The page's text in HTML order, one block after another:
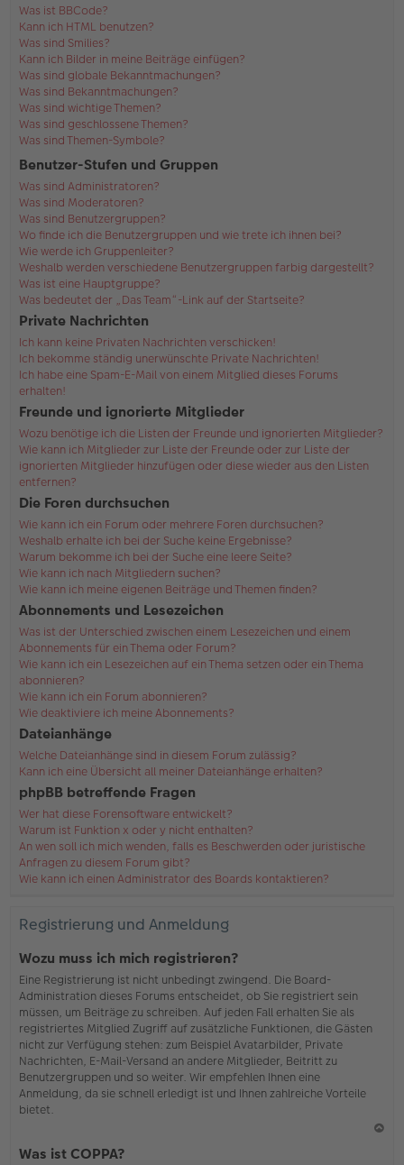
Was ist BBCode?
Kann ich HTML benutzen?
Was sind Smilies?
Kann ich Bilder in meine Beiträge einfügen?
Was sind globale Bekanntmachungen?
Was sind Bekanntmachungen?
Was sind wichtige Themen?
Was sind geschlossene Themen?
Was sind Themen-Symbole?
Benutzer-Stufen und Gruppen
Was sind Administratoren?
Was sind Moderatoren?
Was sind Benutzergruppen?
Wo finde ich die Benutzergruppen und wie trete ich ihnen bei?
Wie werde ich Gruppenleiter?
Weshalb werden verschiedene Benutzergruppen farbig dargestellt?
Was ist eine Hauptgruppe?
Was bedeutet der „Das Team“-Link auf der Startseite?
Private Nachrichten
Ich kann keine Privaten Nachrichten verschicken!
Ich bekomme ständig unerwünschte Private Nachrichten!
Ich habe eine Spam-E-Mail von einem Mitglied dieses Forums
erhalten!
Freunde und ignorierte Mitglieder
Wozu benötige ich die Listen der Freunde und ignorierten Mitglieder?
Wie kann ich Mitglieder zur Liste der Freunde oder zur Liste der
ignorierten Mitglieder hinzufügen oder diese wieder aus den Listen
entfernen?
Die Foren durchsuchen
Wie kann ich ein Forum oder mehrere Foren durchsuchen?
Weshalb erhalte ich bei der Suche keine Ergebnisse?
Warum bekomme ich bei der Suche eine leere Seite?
Wie kann ich nach Mitgliedern suchen?
Wie kann ich meine eigenen Beiträge und Themen finden?
Abonnements und Lesezeichen
Was ist der Unterschied zwischen einem Lesezeichen und einem
Abonnements für ein Thema oder Forum?
Wie kann ich ein Lesezeichen auf ein Thema setzen oder ein Thema
abonnieren?
Wie kann ich ein Forum abonnieren?
Wie deaktiviere ich meine Abonnements?
Dateianhänge
Welche Dateianhänge sind in diesem Forum zulässig?
Kann ich eine Übersicht all meiner Dateianhänge erhalten?
phpBB betreffende Fragen
Wer hat diese Forensoftware entwickelt?
Warum ist Funktion x oder y nicht enthalten?
An wen soll ich mich wenden, falls es Beschwerden oder juristische
Anfragen zu diesem Forum gibt?
Wie kann ich einen Administrator des Boards kontaktieren?
Registrierung und Anmeldung
Wozu muss ich mich registrieren?
Eine Registrierung ist nicht unbedingt zwingend. Die Board-
Administration dieses Forums entscheidet, ob Sie registriert sein
müssen, um Beiträge zu schreiben. Auf jeden Fall erhalten Sie als
registriertes Mitglied Zugriff auf zusätzliche Funktionen, die Gästen
nicht zur Verfügung stehen: zum Beispiel Avatarbilder, Private
Nachrichten, E-Mail-Versand an andere Mitglieder, Beitritt zu
Benutzergruppen und so weiter. Wir empfehlen Ihnen eine
Anmeldung, da sie schnell erledigt ist und Ihnen zahlreiche Vorteile
bietet.
Was ist COPPA?